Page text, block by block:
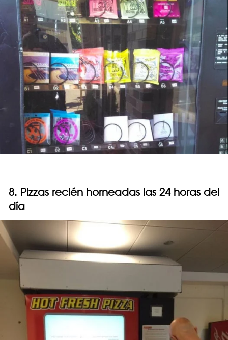
8. Pizzas recién horneadas las 24 horas del
día